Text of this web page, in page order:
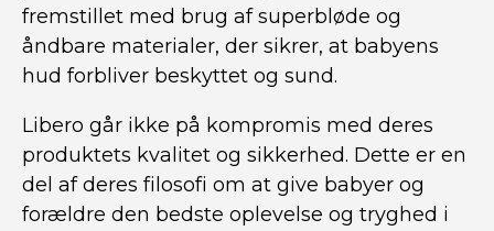
fremstillet med brug af superbløde og
åndbare materialer, der sikrer, at babyens
hud forbliver beskyttet og sund.
Libero går ikke på kompromis med deres
produktets kvalitet og sikkerhed. Dette er en
del af deres filosofi om at give babyer og
forældre den bedste oplevelse og tryghed i